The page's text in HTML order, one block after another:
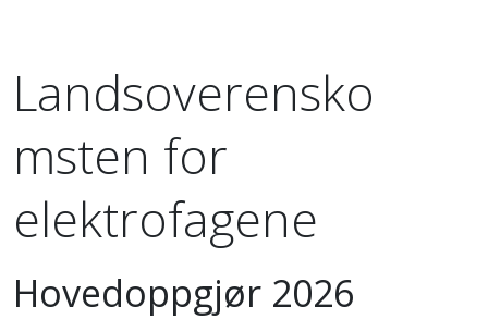
Landsoverensko
msten for
elektrofagene
Hovedoppgjør 2026